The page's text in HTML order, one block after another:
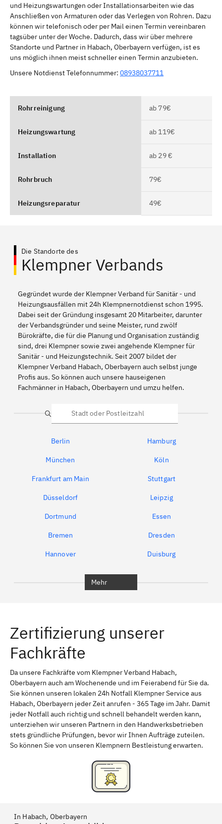
und Heizungswartungen oder Installationsarbeiten wie das
Anschließen von Armaturen oder das Verlegen von Rohren. Dazu
können wir telefonisch oder per Mail einen Termin vereinbaren
tagsüber unter der Woche. Dadurch, dass wir über mehrere
Standorte und Partner in Habach, Oberbayern verfügen, ist es
uns möglich ihnen meist schneller einen Termin anzubieten.
Unsere Notdienst Telefonnummer: 08938037711
Rohrreinigung ab 79€
Heizungswartung ab 119€
Installation ab 29 €
Rohrbruch 79€
Heizungsreparatur 49€
Die Standorte des
Klempner Verbands
Gegründet wurde der Klempner Verband für Sanitär - und
Heizungsausfällen mit 24h Klempnernotdienst schon 1995.
Dabei seit der Gründung insgesamt 20 Mitarbeiter, darunter
der Verbandsgründer und seine Meister, rund zwölf
Bürokräfte, die für die Planung und Organisation zuständig
sind, drei Klempner sowie zwei angehende Klempner für
Sanitär - und Heizungstechnik. Seit 2007 bildet der
Klempner Verband Habach, Oberbayern auch selbst junge
Profis aus. So können auch unsere hauseigenen
Fachmänner in Habach, Oberbayern und umzu helfen.
Suche
Berlin Hamburg
München Köln
Frankfurt am Main Stuttgart
Düsseldorf Leipzig
Dortmund Essen
Bremen Dresden
Hannover Duisburg
Erlangen Bamberg
Bayreuth
Schweinfurt Passau
Freising Rudelsdorf, Mittelfranken
Mehr
Zertifizierung unserer
Fachkräfte
Da unsere Fachkräfte vom Klempner Verband Habach,
Oberbayern auch am Wochenende und im Feierabend für Sie da.
Sie können unseren lokalen 24h Notfall Klempner Service aus
Habach, Oberbayern jeder Zeit anrufen - 365 Tage im Jahr. Damit
jeder Notfall auch richtig und schnell behandelt werden kann,
unterziehen wir unseren Partnern in den Handwerksbetrieben
stets gründliche Prüfungen, bevor wir Ihnen Aufträge zuteilen.
So können Sie von unseren Klempnern Bestleistung erwarten.
In Habach, Oberbayern